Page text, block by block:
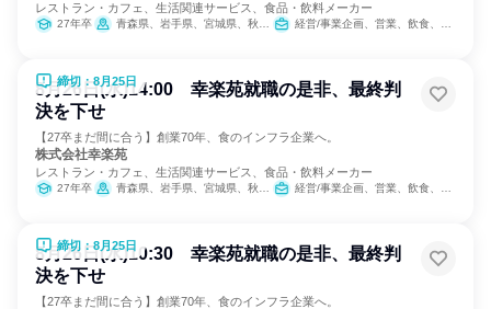
レストラン・カフェ、生活関連サービス、食品・飲料メーカー
27年卒 青森県、岩手県、宮城県、秋田県、山形県、福島県、茨城県、栃木県、群馬県、埼玉県、千葉県、東京都、神奈川県、新潟県、山梨県、長野県、静岡県 経営/事業企画、営業、飲食、小売販売/流通、製造・生産工程、SCM/生産管理/購買/物流、人事、広報/IR、商品企画、マーケティング・広告・宣伝、カスタマーサクセス
締切：8月25日
8月26日(水)14:00 幸楽苑就職の是非、最終判
決を下せ
【27卒まだ間に合う】創業70年、食のインフラ企業へ。
株式会社幸楽苑
レストラン・カフェ、生活関連サービス、食品・飲料メーカー
27年卒 青森県、岩手県、宮城県、秋田県、山形県、福島県、茨城県、栃木県、群馬県、埼玉県、千葉県、東京都、神奈川県、新潟県、山梨県、長野県、静岡県 経営/事業企画、営業、飲食、小売販売/流通、製造・生産工程、SCM/生産管理/購買/物流、人事、広報/IR、商品企画、マーケティング・広告・宣伝、カスタマーサクセス
締切：8月25日
8月26日(水)10:30 幸楽苑就職の是非、最終判
決を下せ
【27卒まだ間に合う】創業70年、食のインフラ企業へ。